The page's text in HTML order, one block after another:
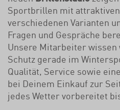
Sportbrillen mit
verschiedenen Varianten
Fragen und Gespräche
Unsere Mitarbeiter
Schutz gerade im
Qualität, Service sowie
bei Deinem Einkauf zur
jedes Wetter vorbereitet